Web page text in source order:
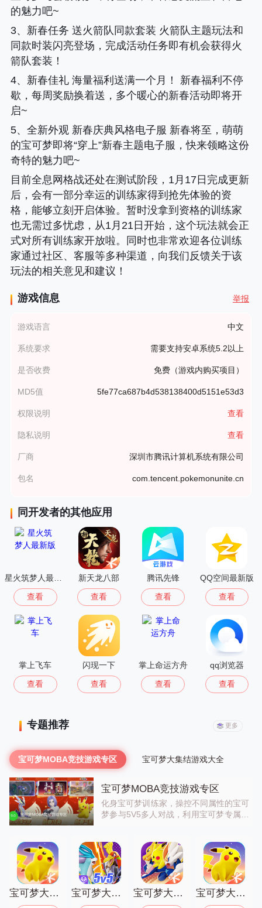
的魅力吧~
3、新春任务 送火箭队同款套装 火箭队主题玩法和
同款时装闪亮登场，完成活动任务即有机会获得火
箭队套装！
4、新春佳礼 海量福利送满一个月！ 新春福利不停
歇，每周奖励换着送，多个暖心的新春活动即将开
启~
5、全新外观 新春庆典风格电子服 新春将至，萌萌
的宝可梦即将“穿上”新春主题电子服，快来领略这份
奇特的魅力吧~
目前全息网格战还处在测试阶段，1月17日完成更新
后，会有一部分幸运的训练家得到抢先体验的资
格，能够立刻开启体验。暂时没拿到资格的训练家
也无需过多忧虑，从1月21日开始，这个玩法就会正
式对所有训练家开放啦。同时也非常欢迎各位训练
家通过社区、客服等多种渠道，向我们反馈关于该
玩法的相关意见和建议！
游戏信息 举报
游戏语言 中文
系统要求 需要支持安卓系统5.2以上
是否收费 免费（游戏内购买项目）
MD5值 5fe77ca687b4d538138400d5151e53d3
权限说明 查看
隐私说明 查看
厂商 深圳市腾讯计算机系统有限公司
包名 com.tencent.pokemonunite.cn
同开发者的其他应用
查看
新天龙八部
查看
腾讯先锋
查看
QQ空间最新版
查看
掌上飞车
查看
闪现一下
查看
掌上命运方舟
查看
qq浏览器
查看
专题推荐 更多
宝可梦MOBA竞技游戏专区 宝可梦大集结游戏大全
宝可梦MOBA竞技游戏专区
化身宝可梦训练家，操控不同属性的宝可
梦参与5V5多人对战，利用宝可梦专属技
MOBA的热血竞技快感，登顶对战排行
榜。喜欢这类的朋友，不要错过。
宝可梦大集结国服 宝可梦大集结国际服 宝可梦大集结体验服手机版 宝可梦大集结正版